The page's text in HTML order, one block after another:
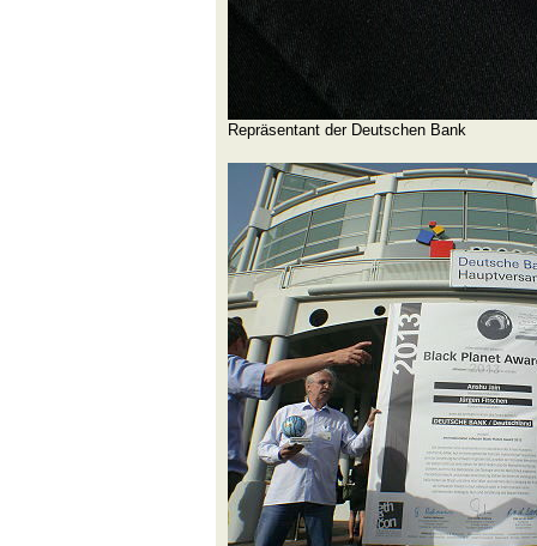
Repräsentant der Deutschen Bank